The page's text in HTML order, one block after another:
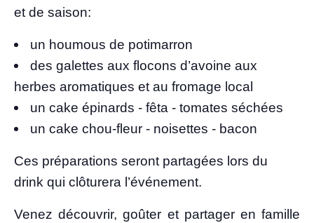
et de saison:
un hou­mous de potimarron
des galettes aux flo­cons d’a­voine aux
herbes aro­ma­tiques et au fro­mage local
un cake épi­nards - fêta - tomates séchées
un cake chou-fleur - noi­settes - bacon
Ces pré­pa­ra­tions seront par­ta­gées lors du
drink qui clô­tu­re­ra l’événement.
Venez décou­vrir, goû­ter et par­ta­ger en famille